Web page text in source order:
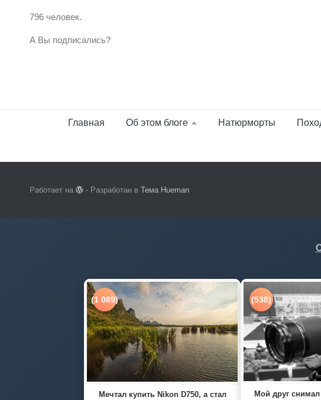
796 человек.
А Вы подписались?
Главная Об этом блоге Натюрморты
Работает на - Разработан вТема Hueman
(1 089)
Мечтал купить Nikon D750, а стал
(538)
Мой друг